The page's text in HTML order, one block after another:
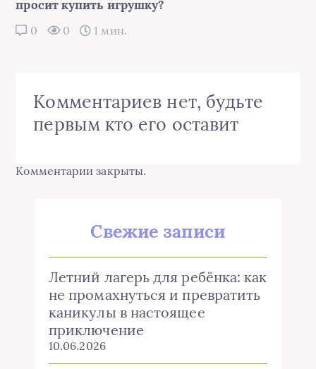
просит купить игрушку?
0 0 1 мин.
Комментариев нет, будьте
первым кто его оставит
Комментарии закрыты.
Свежие записи
Летний лагерь для ребёнка: как
не промахнуться и превратить
каникулы в настоящее
приключение
10.06.2026